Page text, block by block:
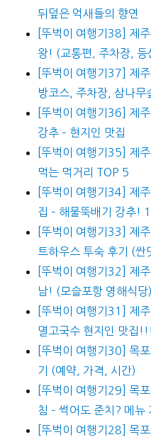
뒤덮은 억새들의 향연
[뚜벅이 여행기38] 제
왕! (교통편, 주차장, 등
[뚜벅이 여행기37] 제
방코스, 주차장, 삼나무
[뚜벅이 여행기36] 제
강추 – 현지인 맛집
[뚜벅이 여행기35] 제
먹는 먹거리 TOP 5
[뚜벅이 여행기34] 제
집 – 해물뚝배기 강추!
[뚜벅이 여행기33] 제
트하우스 투숙 후기 (싼
[뚜벅이 여행기32] 제
남! (모슬포항 영해식당)
[뚜벅이 여행기31] 제
멸고국수 현지인 맛집
[뚜벅이 여행기30] 목
기 (예약, 가격, 시간)
[뚜벅이 여행기29] 목
침 – 썩어도 준치? 메뉴
[뚜벅이 여행기28] 목